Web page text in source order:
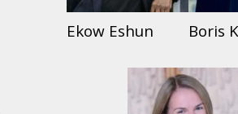
Ekow Eshun Boris